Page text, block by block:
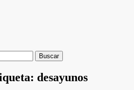
desayunos